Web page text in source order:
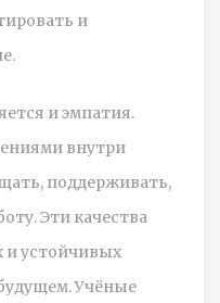
и
и эмпатия.
внутри
поддерживать,
Эти качества
и устойчивых
Учёные